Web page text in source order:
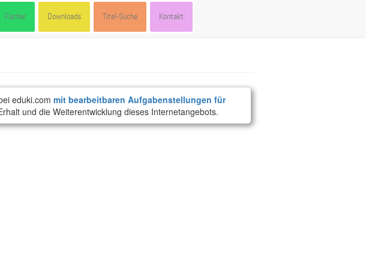
Fächer Downloads Titel-Suche Kontakt
eduki.com mit bearbeitbaren Aufgabenstellungen für
und die Weiterentwicklung dieses Internetangebots.